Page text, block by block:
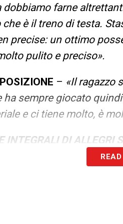
farne
è il treno di testa.
precise: un ottimo
pulito e preciso».
– «Il ragazzo
ha sempre giocato
e ci tiene molto, è
INTEGRALI DI ALLEGRI